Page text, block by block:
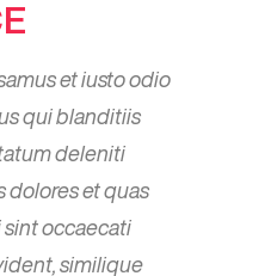
et iusto odio
qui blanditiis
deleniti
dolores et quas
sint occaecati
similique